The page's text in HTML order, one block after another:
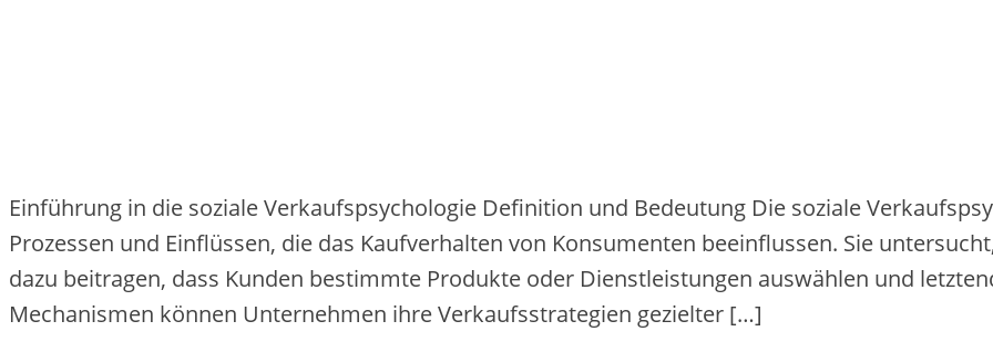
Einführung in die soziale Verkaufspsychologie Definition und Bedeutung Die soziale
Prozessen und Einflüssen, die das Kaufverhalten von Konsumenten beeinflussen. Sie
dazu beitragen, dass Kunden bestimmte Produkte oder Dienstleistungen auswählen und
Mechanismen können Unternehmen ihre Verkaufsstrategien gezielter […]